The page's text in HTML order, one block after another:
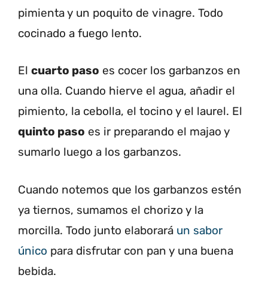
pimienta y un poquito de vinagre. Todo
cocinado a fuego lento.
El cuarto paso es cocer los garbanzos en
una olla. Cuando hierve el agua, añadir el
pimiento, la cebolla, el tocino y el laurel. El
quinto paso es ir preparando el majao y
sumarlo luego a los garbanzos.
Cuando notemos que los garbanzos estén
ya tiernos, sumamos el chorizo y la
morcilla. Todo junto elaborará un sabor
único para disfrutar con pan y una buena
bebida.